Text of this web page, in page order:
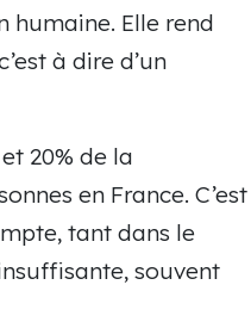
humaine. Elle rend
à dire d’un
20% de la
en France. C’est
tant dans le
souvent